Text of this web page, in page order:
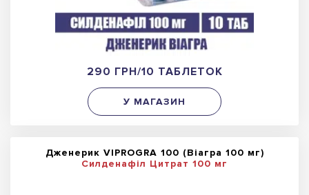
290 ГРН/10 ТАБЛЕТОК
У МАГАЗИН
Дженерик VIPROGRA 100 (Віагра 100 мг)
Силденафіл Цитрат 100 мг